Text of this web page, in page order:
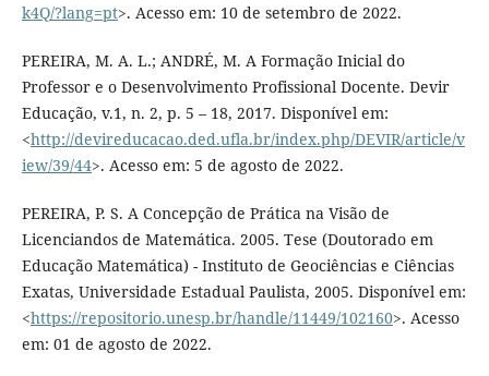
k4Q/?lang=pt>. Acesso em: 10 de setembro de 2022.
PEREIRA, M. A. L.; ANDRÉ, M. A Formação Inicial do
Professor e o Desenvolvimento Profissional Docente. Devir
Educação, v.1, n. 2, p. 5 – 18, 2017. Disponível em:
<http://devireducacao.ded.ufla.br/index.php/DEVIR/article/v
iew/39/44>. Acesso em: 5 de agosto de 2022.
PEREIRA, P. S. A Concepção de Prática na Visão de
Licenciandos de Matemática. 2005. Tese (Doutorado em
Educação Matemática) - Instituto de Geociências e Ciências
Exatas, Universidade Estadual Paulista, 2005. Disponível em:
<https://repositorio.unesp.br/handle/11449/102160>. Acesso
em: 01 de agosto de 2022.